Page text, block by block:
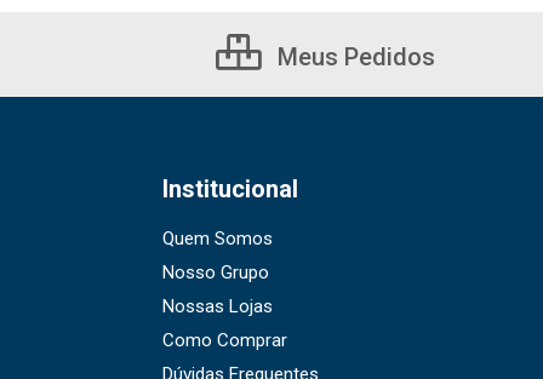
Meus Pedidos
Institucional
Quem Somos
Nosso Grupo
Nossas Lojas
Como Comprar
Dúvidas Frequentes